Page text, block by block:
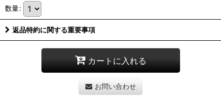
数量:
返品特約に関する重要事項
カートに入れる
お問い合わせ